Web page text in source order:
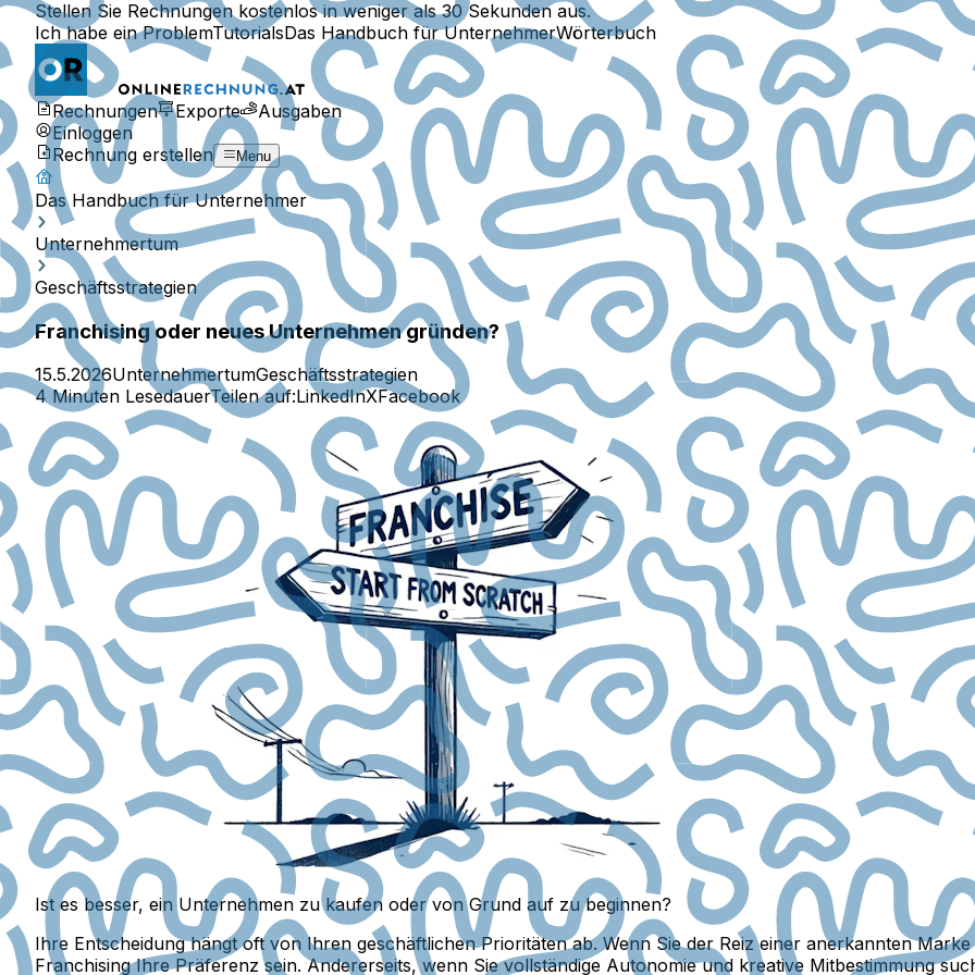
Stellen Sie Rechnungen kostenlos in weniger als 30 Sekunden aus.
Ich habe ein ProblemTutorialsDas Handbuch für UnternehmerWörterbuch
Rechnungen Exporte
Ausgaben
Einloggen
Rechnung erstellen
Menu
Das Handbuch für Unternehmer
Unternehmertum
Geschäftsstrategien
Franchising oder neues Unternehmen gründen?
15.5.2026UnternehmertumGeschäftsstrategien
4 Minuten LesedauerTeilen auf:LinkedInXFacebook
Ist es besser, ein Unternehmen zu kaufen oder von Grund auf zu beginnen?
Ihre Entscheidung hängt oft von Ihren geschäftlichen Prioritäten ab. Wenn Sie der Reiz einer anerkannten
Franchising Ihre Präferenz sein. Andererseits, wenn Sie vollständige Autonomie und kreative Mitbestimmung